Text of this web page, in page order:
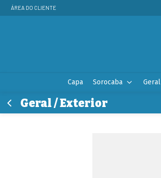
ÁREA DO CLIENTE
Capa Sorocaba Geral
Geral / Exterior